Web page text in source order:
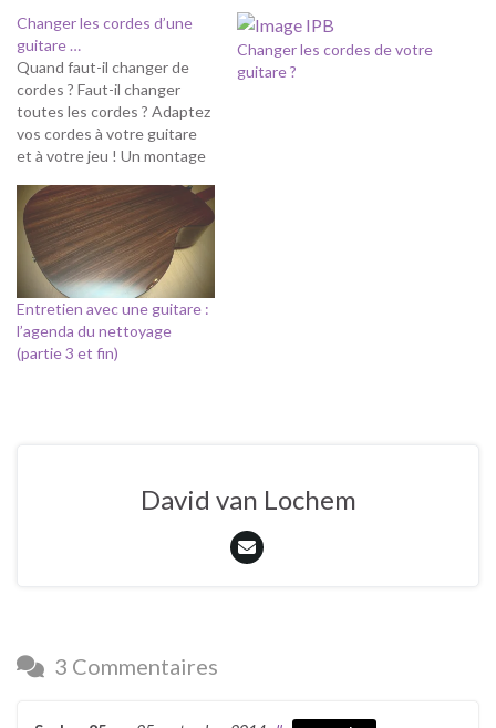
Changer les cordes d’une
guitare …
Quand faut-il changer de
cordes ? Faut-il changer
toutes les cordes ? Adaptez
vos cordes à votre guitare
et à votre jeu ! Un montage
longue vie ! Comment
prolonger la durée de vie de
vos cordes ? Quand faut-il
changer de cordes ? En…
Changer les cordes de votre
guitare ?
Entretien avec une guitare :
l’agenda du nettoyage
(partie 3 et fin)
David van Lochem
3 Commentaires